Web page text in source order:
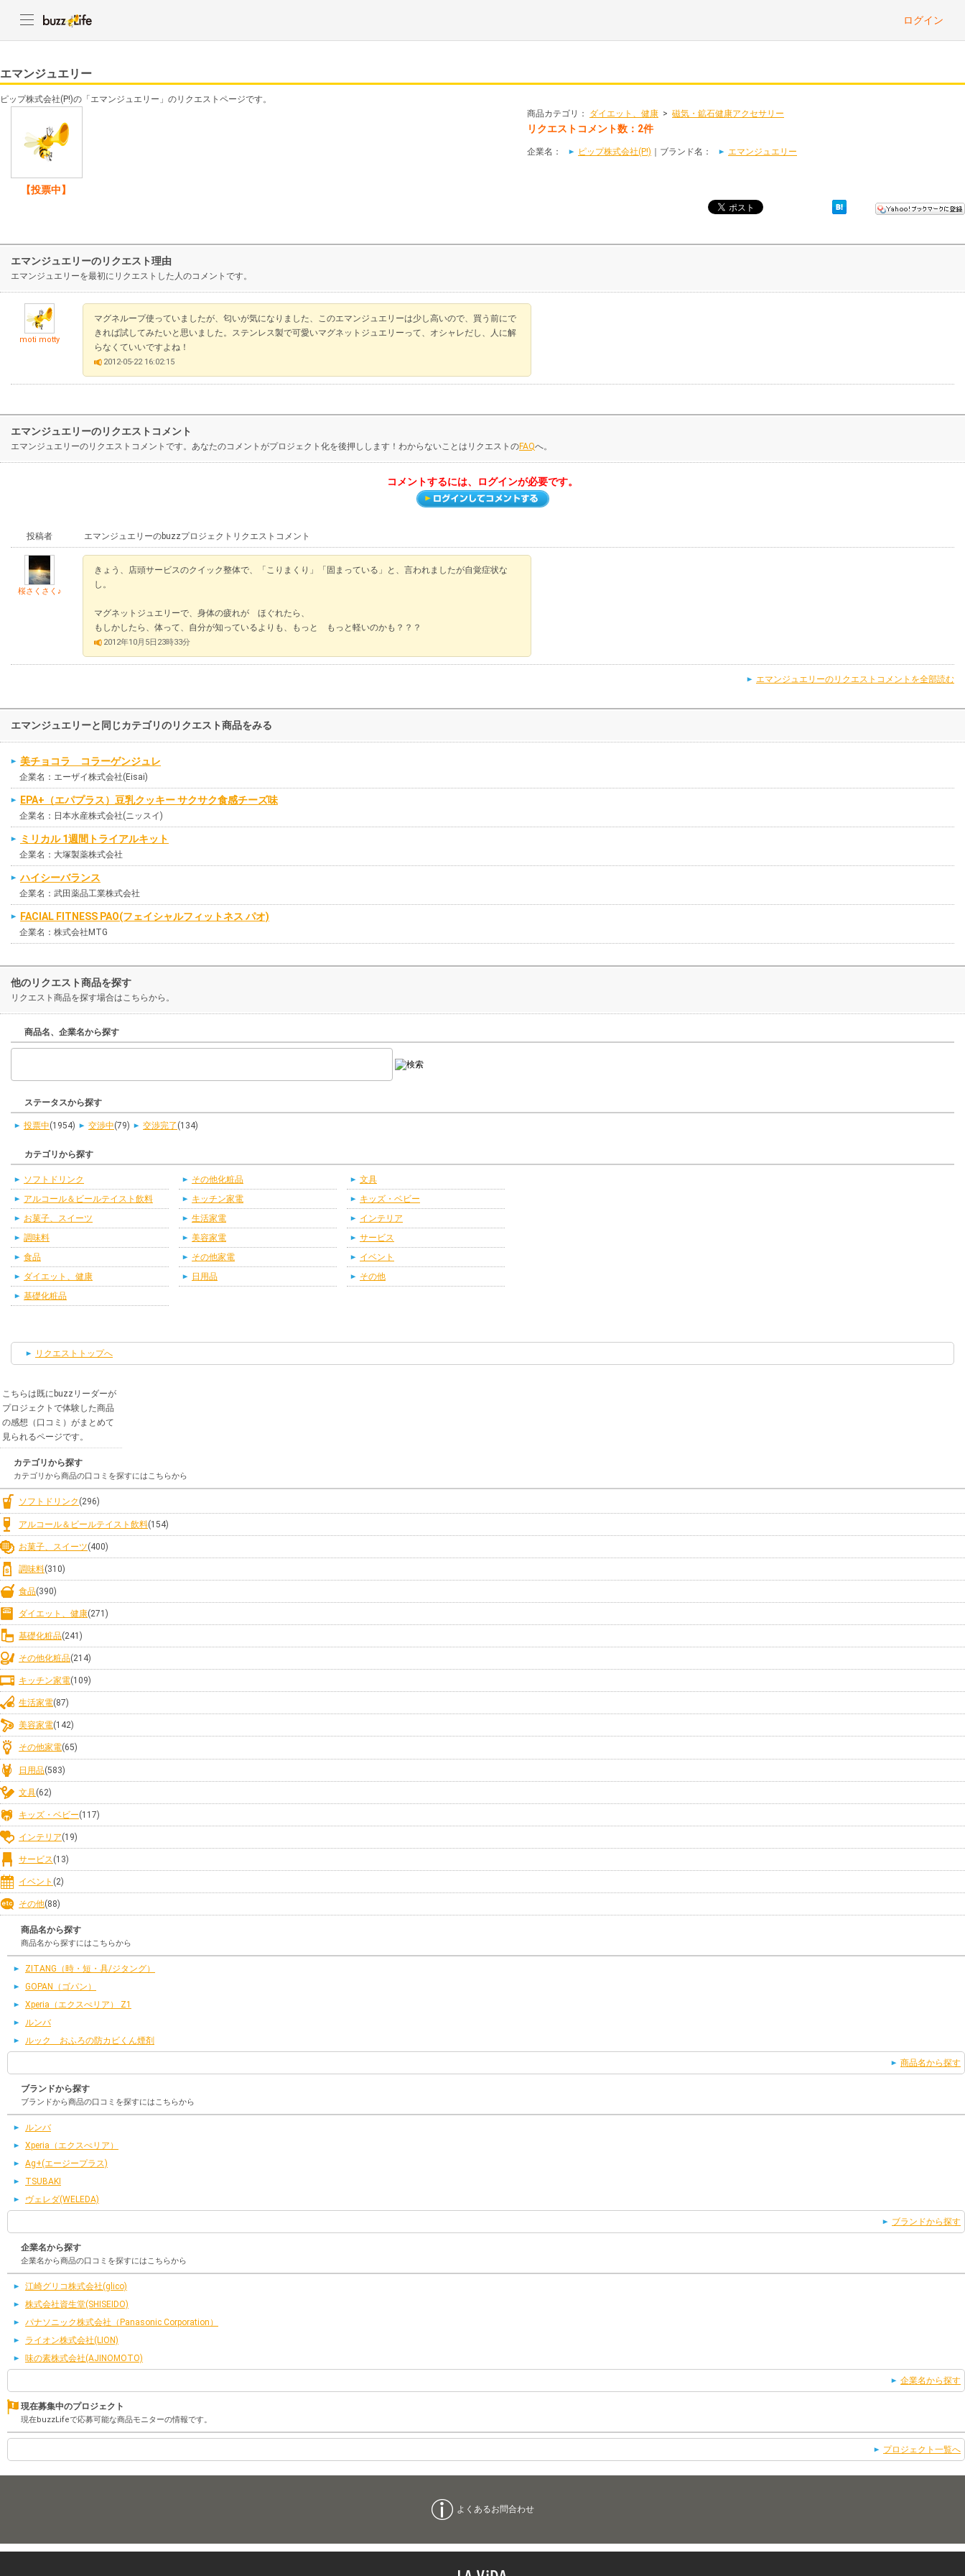
ログイン
エマンジュエリー
ピップ株式会社(P!)の「エマンジュエリー」のリクエストページです。
【投票中】
商品カテゴリ： ダイエット、健康 > 磁気・鉱石健康アクセサリー
リクエストコメント数：2件
企業名： ピップ株式会社(P!) ｜ブランド名： エマンジュエリー
エマンジュエリーのリクエスト理由
エマンジュエリーを最初にリクエストした人のコメントです。
moti motty
マグネループ使っていましたが、匂いが気になりました、このエマンジュエリーは少し高いので、買う前にで
きれば試してみたいと思いました。ステンレス製で可愛いマグネットジュエリーって、オシャレだし、人に解
らなくていいですよね！
2012-05-22 16:02:15
エマンジュエリーのリクエストコメント
エマンジュエリーのリクエストコメントです。あなたのコメントがプロジェクト化を後押しします！わからないことはリクエストのFAQへ。
コメントするには、ログインが必要です。
投稿者 エマンジュエリーのbuzzプロジェクトリクエストコメント
桜さくさく♪
きょう、店頭サービスのクイック整体で、「こりまくり」「固まっている」と、言われましたが自覚症状な
し。
マグネットジュエリーで、身体の疲れが ほぐれたら、
もしかしたら、体って、自分が知っているよりも、もっと もっと軽いのかも？？？
2012年10月5日23時33分
エマンジュエリーのリクエストコメントを全部読む
エマンジュエリーと同じカテゴリのリクエスト商品をみる
美チョコラ コラーゲンジュレ
企業名：エーザイ株式会社(Eisai)
EPA+（エパプラス）豆乳クッキー サクサク食感チーズ味
企業名：日本水産株式会社(ニッスイ)
ミリカル 1週間トライアルキット
企業名：大塚製薬株式会社
ハイシーバランス
企業名：武田薬品工業株式会社
FACIAL FITNESS PAO(フェイシャルフィットネス パオ)
企業名：株式会社MTG
他のリクエスト商品を探す
リクエスト商品を探す場合はこちらから。
商品名、企業名から探す
ステータスから探す
投票中(1954) 交渉中(79) 交渉完了 (134)
カテゴリから探す
ソフトドリンク
アルコール＆ビールテイスト飲料
お菓子、スイーツ
調味料
食品
ダイエット、健康
基礎化粧品
その他化粧品
キッチン家電
生活家電
美容家電
その他家電
日用品
文具
キッズ・ベビー
インテリア
サービス
イベント
その他
リクエストトップへ
こちらは既にbuzzリーダーが
プロジェクトで体験した商品
の感想（口コミ）がまとめて
見られるページです。
カテゴリから探す
カテゴリから商品の口コミを探すにはこちらから
ソフトドリンク (296)
アルコール＆ビールテイスト飲料(154)
お菓子、スイーツ(400)
調味料(310)
食品(390)
ダイエット、健康(271)
基礎化粧品(241)
その他化粧品(214)
キッチン家電(109)
生活家電(87)
美容家電(142)
その他家電(65)
日用品(583)
文具(62)
キッズ・ベビー(117)
インテリア(19)
サービス(13)
イベント (2)
その他(88)
商品名から探す
商品名から探すにはこちらから
ZITANG（時・短・具/ジタング）
GOPAN（ゴパン）
Xperia（エクスぺリア） Z1
ルンバ
ルック おふろの防カビくん煙剤
商品名から探す
ブランドから探す
ブランドから商品の口コミを探すにはこちらから
ルンバ
Xperia（エクスぺリア）
Ag+(エージープラス)
TSUBAKI
ヴェレダ(WELEDA)
ブランドから探す
企業名から探す
企業名から商品の口コミを探すにはこちらから
江崎グリコ株式会社(glico)
株式会社資生堂(SHISEIDO)
パナソニック株式会社（Panasonic Corporation）
ライオン株式会社(LION)
味の素株式会社(AJINOMOTO)
企業名から探す
現在募集中のプロジェクト
現在buzzLifeで応募可能な商品モニターの情報です。
プロジェクト一覧へ
よくあるお問合わせ